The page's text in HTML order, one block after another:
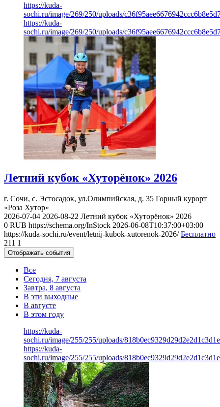
https://kuda-
sochi.ru/image/269/250/uploads/
https://kuda-
sochi.ru/image/269/250/uploads/
Летний кубок «Хуторёнок» 2026
г. Сочи, с. Эстосадок, ул.Олимпийская, д. 35 Горный курорт
«Роза Хутор»
2026-07-04 2026-08-22 Летний кубок «Хуторёнок» 2026
0 RUB https://schema.org/InStock 2026-06-08T10:37:00+03:00
https://kuda-sochi.ru/event/letnij-kubok-xutorenok-2026/ Бесплатно
211 1
Отображать события
Все
Сегодня, 7 августа
Завтра, 8 августа
В эти выходные
В августе
В этом году
https://kuda-
sochi.ru/image/255/255/uploads/
https://kuda-
sochi.ru/image/255/255/uploads/